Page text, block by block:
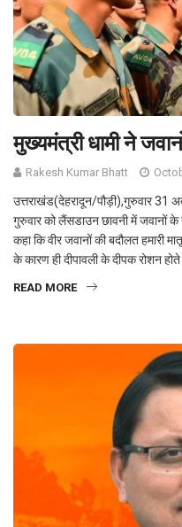
मुख्यमंत्री धामी ने
Rakesh Kumar Bhatt
उत्तराखंड(देहरादून/पौड़ी),गुरुवार 31
गुरुवार को लैंसडाउन छावनी में जवानों के
कहा कि वीर जवानों की बदौलत हमारी
के कारण ही दीपावली के दीपक रोशन
READ MORE